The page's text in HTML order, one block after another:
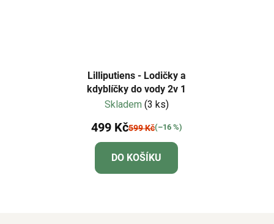
Lilliputiens - Lodičky a
kdyblíčky do vody 2v 1
Skladem (3 ks)
499 Kč599 Kč(–16 %)
DO KOŠÍKU